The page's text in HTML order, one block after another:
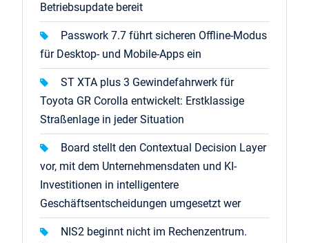
Betriebsupdate bereit
Passwork 7.7 führt sicheren Offline-Modus
für Desktop- und Mobile-Apps ein
ST XTA plus 3 Gewindefahrwerk für
Toyota GR Corolla entwickelt: Erstklassige
Straßenlage in jeder Situation
Board stellt den Contextual Decision Layer
vor, mit dem Unternehmensdaten und KI-
Investitionen in intelligentere
Geschäftsentscheidungen umgesetzt wer
NIS2 beginnt nicht im Rechenzentrum.